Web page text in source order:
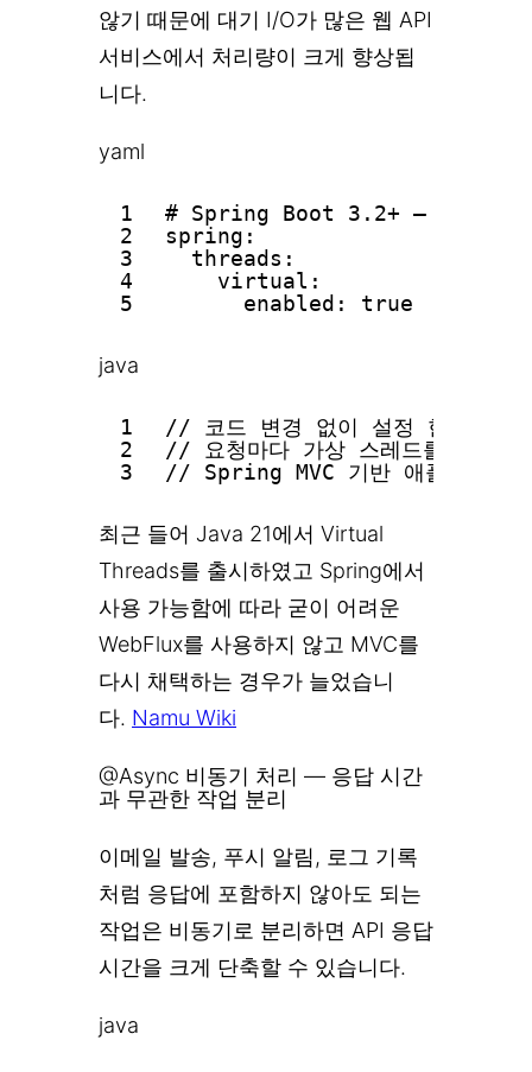
않기 때문에 대기 I/O가 많은 웹 API
서비스에서 처리량이 크게 향상됩
니다.
yaml
1
2
3
4
5
# Spring Boot 3.2+ — 가상 스
spring:
threads:
virtual:
enabled: true
java
1
2
3
// 코드 변경 없이 설정 한 줄로
// 요청마다 가상 스레드를 사용하
// Spring MVC 기반 애플리케이
최근 들어 Java 21에서 Virtual
Threads를 출시하였고 Spring에서
사용 가능함에 따라 굳이 어려운
WebFlux를 사용하지 않고 MVC를
다시 채택하는 경우가 늘었습니
다. Namu Wiki
@Async 비동기 처리 — 응답 시간
과 무관한 작업 분리
이메일 발송, 푸시 알림, 로그 기록
처럼 응답에 포함하지 않아도 되는
작업은 비동기로 분리하면 API 응답
시간을 크게 단축할 수 있습니다.
java